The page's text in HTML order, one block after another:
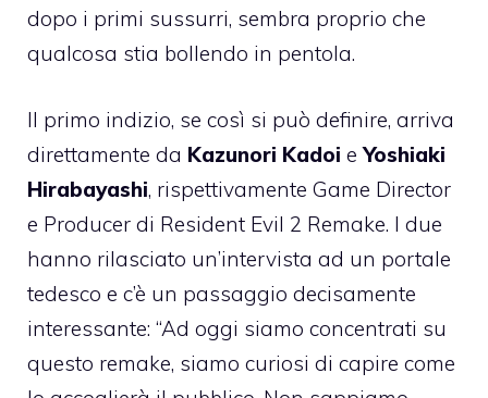
dopo i primi sussurri, sembra proprio che
qualcosa stia bollendo in pentola.
Il primo indizio, se così si può definire, arriva
direttamente da Kazunori Kadoi eYoshiaki
Hirabayashi, rispettivamente Game Director
e Producer di Resident Evil 2 Remake. I due
hanno rilasciato un’intervista ad un portale
tedesco e c’è un passaggio decisamente
interessante: “Ad oggi siamo concentrati su
questo remake, siamo curiosi di capire come